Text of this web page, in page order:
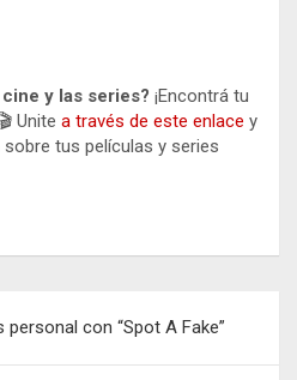
y las series? ¡Encontrá tu
Unite a través de este enlace y
tus películas y series
con “Spot A Fake”